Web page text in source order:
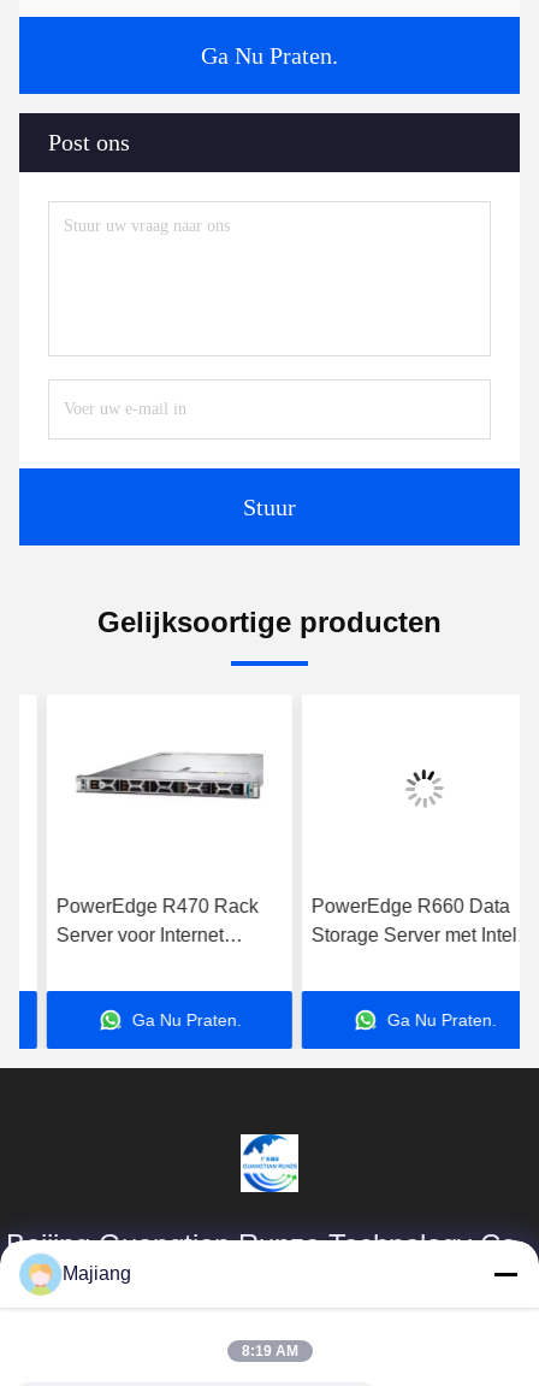
Ga Nu Praten.
Post ons
Stuur
Gelijksoortige producten
PowerEdge R470 Rack
Server voor Internet
Applications Server
Ga Nu Praten.
PowerEdge R660 Data
Storage Server met Intel
zakelijke toepassingen
Ga Nu Praten.
Beijing Guangtian Runze Technology Co.,
Majiang
8:19 AM